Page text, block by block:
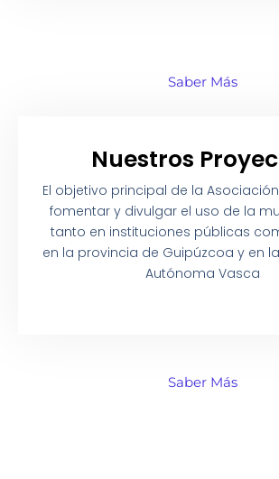
Saber Más
Nuestros
El objetivo principal de la
fomentar y divulgar el uso de la
tanto en instituciones públicas
en la provincia de Guipúzcoa y en
Autónoma Vasca
Saber Más